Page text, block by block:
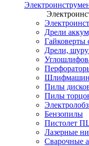
Дрели
Гайковерты
Дрели,
Пилы
Пилы
Бензопилы
Пистолет
Лазерные
Сварочные